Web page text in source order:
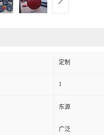
定制
1
东源
广泛